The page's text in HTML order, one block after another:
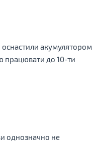
акумулятором
працювати до 10-ти
однозначно не